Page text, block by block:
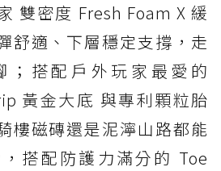
雙密度 Fresh Foam X 緩
舒適、下層穩定支撐，走
；搭配戶外玩家最愛的
黃金大底 與專利顆粒胎
樓磁磚還是泥濘山路都能
搭配防護力滿分的 Toe